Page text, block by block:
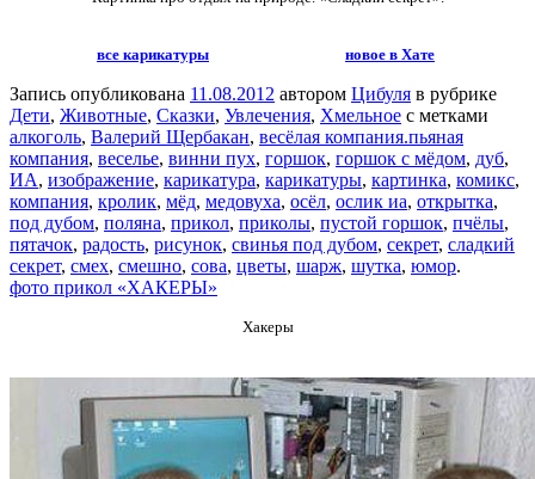
все карикатуры новое в Хате
Запись опубликована 11.08.2012 автором Цибуля в рубрике
Дети, Животные, Сказки, Увлечения, Хмельное с метками
алкоголь, Валерий Щербакан, весёлая компания.пьяная
компания, веселье, винни пух, горшок, горшок с мёдом, дуб,
ИА, изображение, карикатура, карикатуры, картинка, комикс,
компания, кролик, мёд, медовуха, осёл, ослик иа, открытка,
под дубом, поляна, прикол, приколы, пустой горшок, пчёлы,
пятачок, радость, рисунок, свинья под дубом, секрет, сладкий
секрет, смех, смешно, сова, цветы, шарж, шутка, юмор.
фото прикол «ХАКЕРЫ»
Хакеры